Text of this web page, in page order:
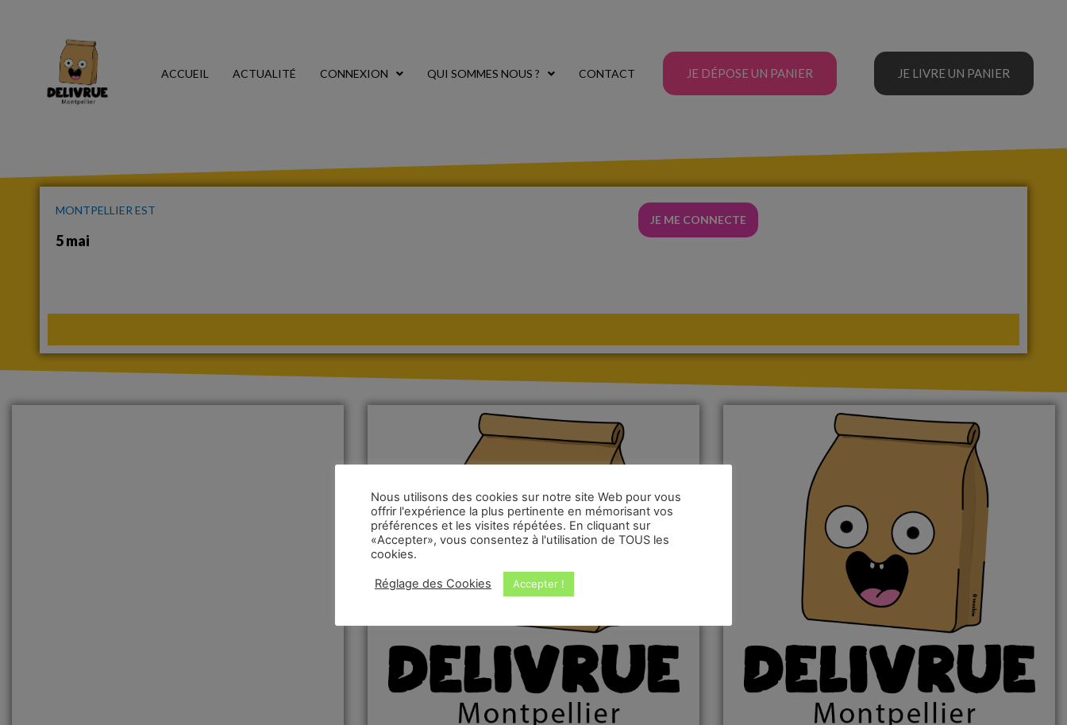
ACCUEIL ACTUALITÉ CONNEXION QUI SOMMES NOUS ? CONTACT JE DÉPOSE UN PANIER JE LIVRE UN PANIER
MONTPELLIER EST
5 mai
JE ME CONNECTE
Nous utilisons des cookies sur notre site Web pour vous
offrir l'expérience la plus pertinente en mémorisant vos
préférences et les visites répétées. En cliquant sur
«Accepter», vous consentez à l'utilisation de TOUS les
cookies.
Réglage des Cookies Accepter !